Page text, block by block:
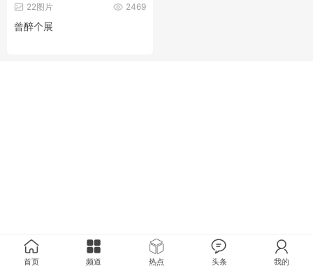
2469
22图片
曾醉个展
首页 频道 热点 头条 我的